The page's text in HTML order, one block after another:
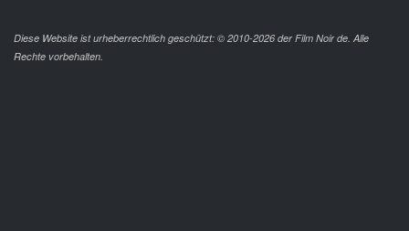
Diese Website ist urheberrechtlich geschützt: © 2010-2026 der Film Noir de. Alle
Rechte vorbehalten.